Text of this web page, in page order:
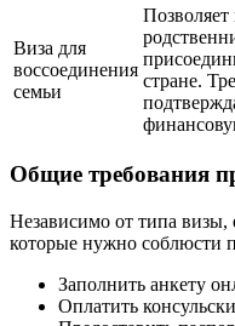
Виза для
воссоединения
семьи
стране.
Общие требования
Независимо от типа визы,
которые нужно соблюсти
Заполнить анкету
Оплатить